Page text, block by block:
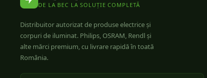
DE LA BEC LA SOLUȚIE COMPLETĂ
Distribuitor autorizat de produse electrice și
corpuri de iluminat. Philips, OSRAM, Rendl și
alte mărci premium, cu livrare rapidă în toată
România.